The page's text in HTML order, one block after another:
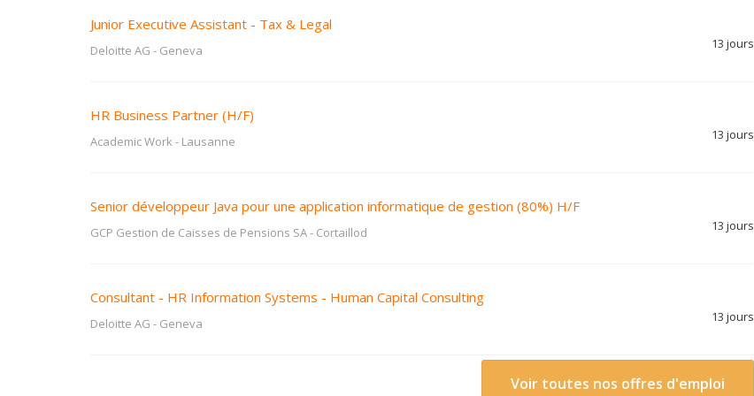
Junior Executive Assistant - Tax & Legal
Deloitte AG - Geneva 13 jours
HR Business Partner (H/F)
Academic Work - Lausanne 13 jours
Senior développeur Java pour une application informatique de gestion (80%) H/F
GCP Gestion de Caisses de Pensions SA- Cortaillod 13 jours
Consultant - HR Information Systems - Human Capital Consulting
Deloitte AG - Geneva 13 jours
Voir toutes nos offres d'emploi